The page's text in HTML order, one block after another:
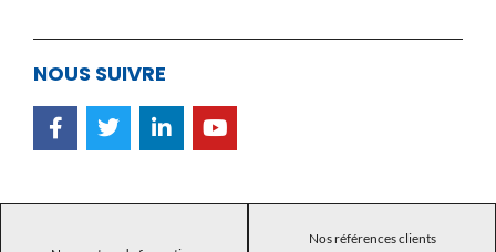
NOUS SUIVRE
Nos références clients